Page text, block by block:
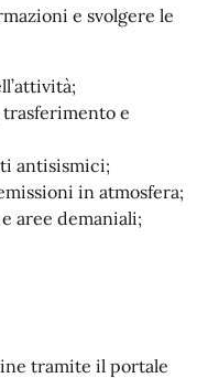
e svolgere le
e
antisismici;
in atmosfera;
aree demaniali;
tramite il portale